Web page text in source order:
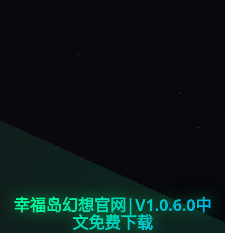
幸福岛幻想官网|V1.0.6.0中
文免费下载